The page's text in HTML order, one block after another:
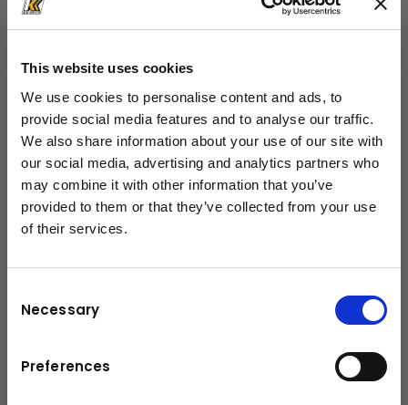
This website uses cookies
We use cookies to personalise content and ads, to
provide social media features and to analyse our traffic.
We also share information about your use of our site with
our social media, advertising and analytics partners who
may combine it with other information that you’ve
provided to them or that they’ve collected from your use
of their services.
Selection
Necessary
Preferences
Arbeitsbereiches durch erweitertes HPSC
Plus
Technische Daten
Max. Hubmoment
150,7 mt
Max. Hubkraft
Schwenkbereich
∞
Abstützbreite (std)
10.4 m
schließen